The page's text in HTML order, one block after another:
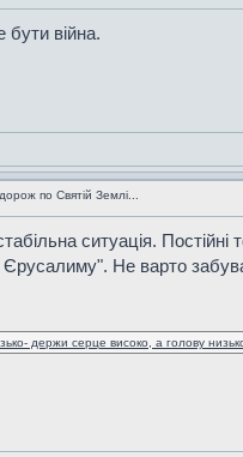
бути війна.
по Святій Землі...
ситуація.
Не варто
держи серце високо, а голову